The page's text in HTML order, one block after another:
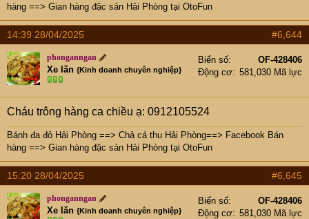
hàng ==> Gian hàng đặc sản Hải Phòng tại OtoFun
14:39 28/04/2025 #6,644
phonganngan
Xe lăn {Kinh doanh chuyên nghiệp}
Biển số
OF-428406
Động cơ
581,030 Mã lực
Cháu trông hàng ca chiều ạ: 0912105524
Bánh đa đỏ Hải Phòng ==> Chả cá thu Hải Phòng==> Facebook Bán
hàng ==> Gian hàng đặc sản Hải Phòng tại OtoFun
15:20 28/04/2025 #6,645
phonganngan
Xe lăn {Kinh doanh chuyên nghiệp}
Biển số
OF-428406
Động cơ
581,030 Mã lực